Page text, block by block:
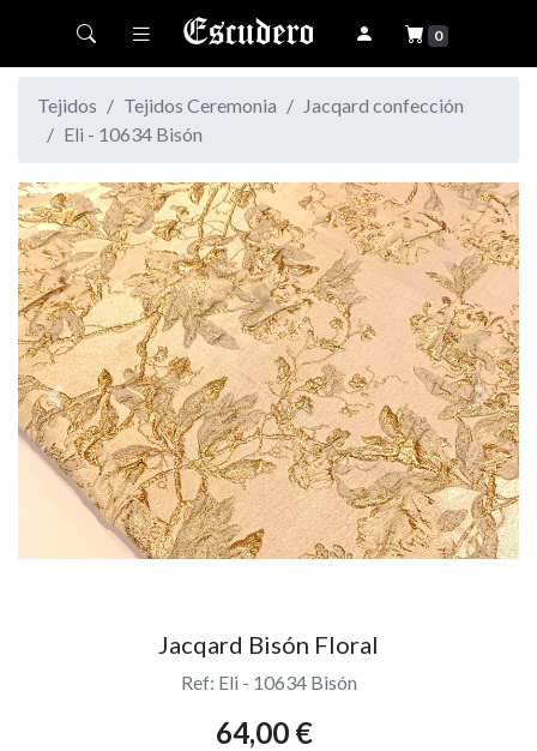
Toggle navigation 0
Tejidos Tejidos Ceremonia
Jacqard confección
Eli - 10634 Bisón
Previous Next
Jacqard Bisón Floral
Ref: Eli - 10634 Bisón
64,00 €